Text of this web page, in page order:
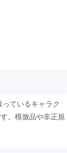
ているキャラク
。模倣品や非正規